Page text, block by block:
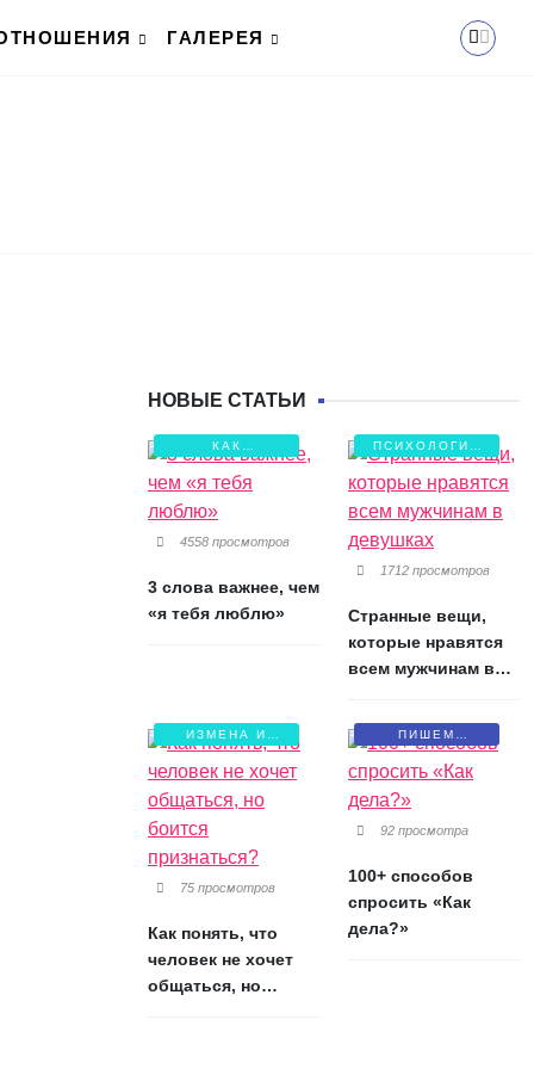
ГАЛЕРЕЯ
НОВЫЕ СТАТЬИ
КАК
СОХРАНИТЬ
ЛЮБОВЬ?
4558 просмотров
3 слова важнее, чем
«я тебя люблю»
ПСИХОЛОГИЯ
ЛЮБВИ
1712 просмотров
Странные вещи,
которые нравятся
всем мужчинам в
ИЗМЕНА И
БОЛЬ
75 просмотров
Как понять, что
человек не хочет
общаться, но
ПИШЕМ
ПИСЬМА
92 просмотра
100+ способов
спросить «Как
дела?»